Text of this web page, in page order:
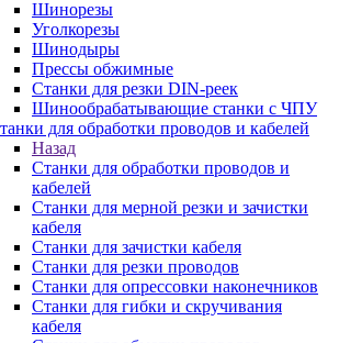
Шинорезы
Уголкорезы
Шинодыры
Прессы обжимные
Станки для резки DIN-реек
Шинообрабатывающие станки с ЧПУ
для обработки проводов и кабелей
Назад
Станки для обработки проводов и
кабелей
Станки для мерной резки и зачистки
кабеля
Станки для зачистки кабеля
Станки для резки проводов
Станки для опрессовки наконечников
Станки для гибки и скручивания
кабеля